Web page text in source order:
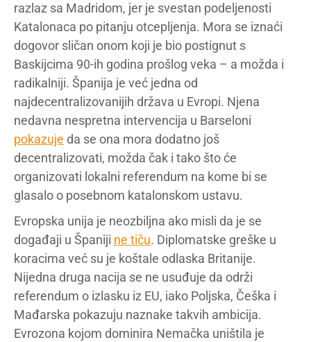
razlaz sa Madridom, jer je svestan podeljenosti
Katalonaca po pitanju otcepljenja. Mora se iznaći
dogovor sličan onom koji je bio postignut s
Baskijcima 90-ih godina prošlog veka – a možda i
radikalniji. Španija je već jedna od
najdecentralizovanijih država u Evropi. Njena
nedavna nespretna intervencija u Barseloni
pokazuje da se ona mora dodatno još
decentralizovati, možda čak i tako što će
organizovati lokalni referendum na kome bi se
glasalo o posebnom katalonskom ustavu.
Evropska unija je neozbiljna ako misli da je se
događaji u Španiji ne tiču. Diplomatske greške u
koracima već su je koštale odlaska Britanije.
Nijedna druga nacija se ne usuđuje da održi
referendum o izlasku iz EU, iako Poljska, Češka i
Mađarska pokazuju naznake takvih ambicija.
Evrozona kojom dominira Nemačka uništila je